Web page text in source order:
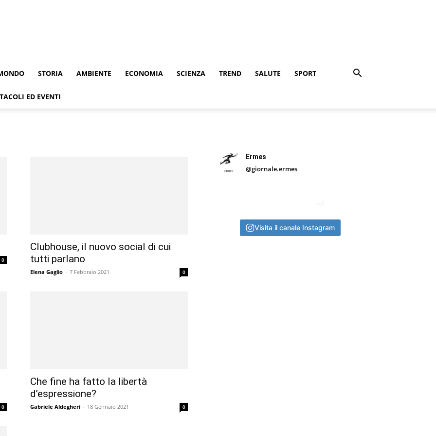
STORIA AMBIENTE ECONOMIA SCIENZA TREND SALUTE SPORT
ED EVENTI
0
Clubhouse, il nuovo social di cui
tutti parlano
Elena Gaglio - 7 Febbraio 2021 0
0
Che fine ha fatto la libertà
d’espressione?
Gabriele Aldegheri - 18 Gennaio 2021 0
Ermes
@giornale.ermes
Visita il canale Instagram